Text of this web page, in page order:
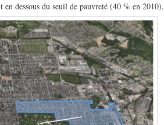
dessous du seuil de pauvreté (40 % en 2010).